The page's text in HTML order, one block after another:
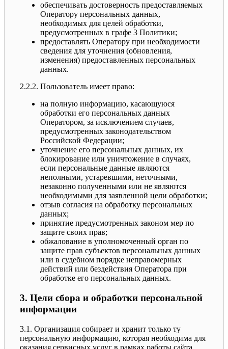
обеспечивать достоверность предоставляемых
Оператору персональных данных,
необходимых для целей обработки,
предусмотренных в графе 3 Политики;
предоставлять Оператору при необходимости
сведения для уточнения (обновления,
изменения) предоставленных персональных
данных.
2.2.2. Пользователь имеет право:
на полную информацию, касающуюся
обработки его персональных данных
Оператором, за исключением случаев,
предусмотренных законодательством
Российской Федерации;
уточнение его персональных данных, их
блокирование или уничтожение в случаях,
если персональные данные являются
неполными, устаревшими, неточными,
незаконно полученными или не являются
необходимыми для заявленной цели обработки;
отзыв согласия на обработку персональных
данных;
принятие предусмотренных законом мер по
защите своих прав;
обжалование в уполномоченный орган по
защите прав субъектов персональных данных
или в судебном порядке неправомерных
действий или бездействия Оператора при
обработке его персональных данных.
3. Цели сбора и обработки персональной
информации
3.1. Организация собирает и хранит только ту
персональную информацию, которая необходима для
оказания сервисных услуг в рамках работы сайта,